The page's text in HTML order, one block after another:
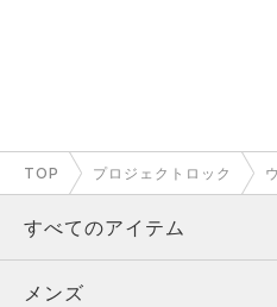
TOP プロジェクトロック
すべてのアイテム
メンズ
メンズ